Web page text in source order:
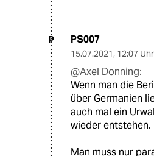
P PS007
15.07.2021, 12:07 Uhr
@Axel Donning:
Wenn man die
über Germanien
auch mal ein
wieder entstehen.
Man muss nur